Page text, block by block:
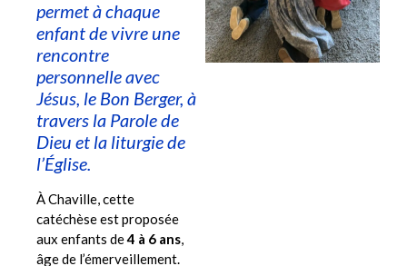
permet à chaque
enfant de vivre une
rencontre
personnelle avec
Jésus, le Bon Berger, à
travers la Parole de
Dieu et la liturgie de
l’Église.
À Chaville, cette
catéchèse est proposée
aux enfants de4 à 6 ans,
âge de l’émerveillement.